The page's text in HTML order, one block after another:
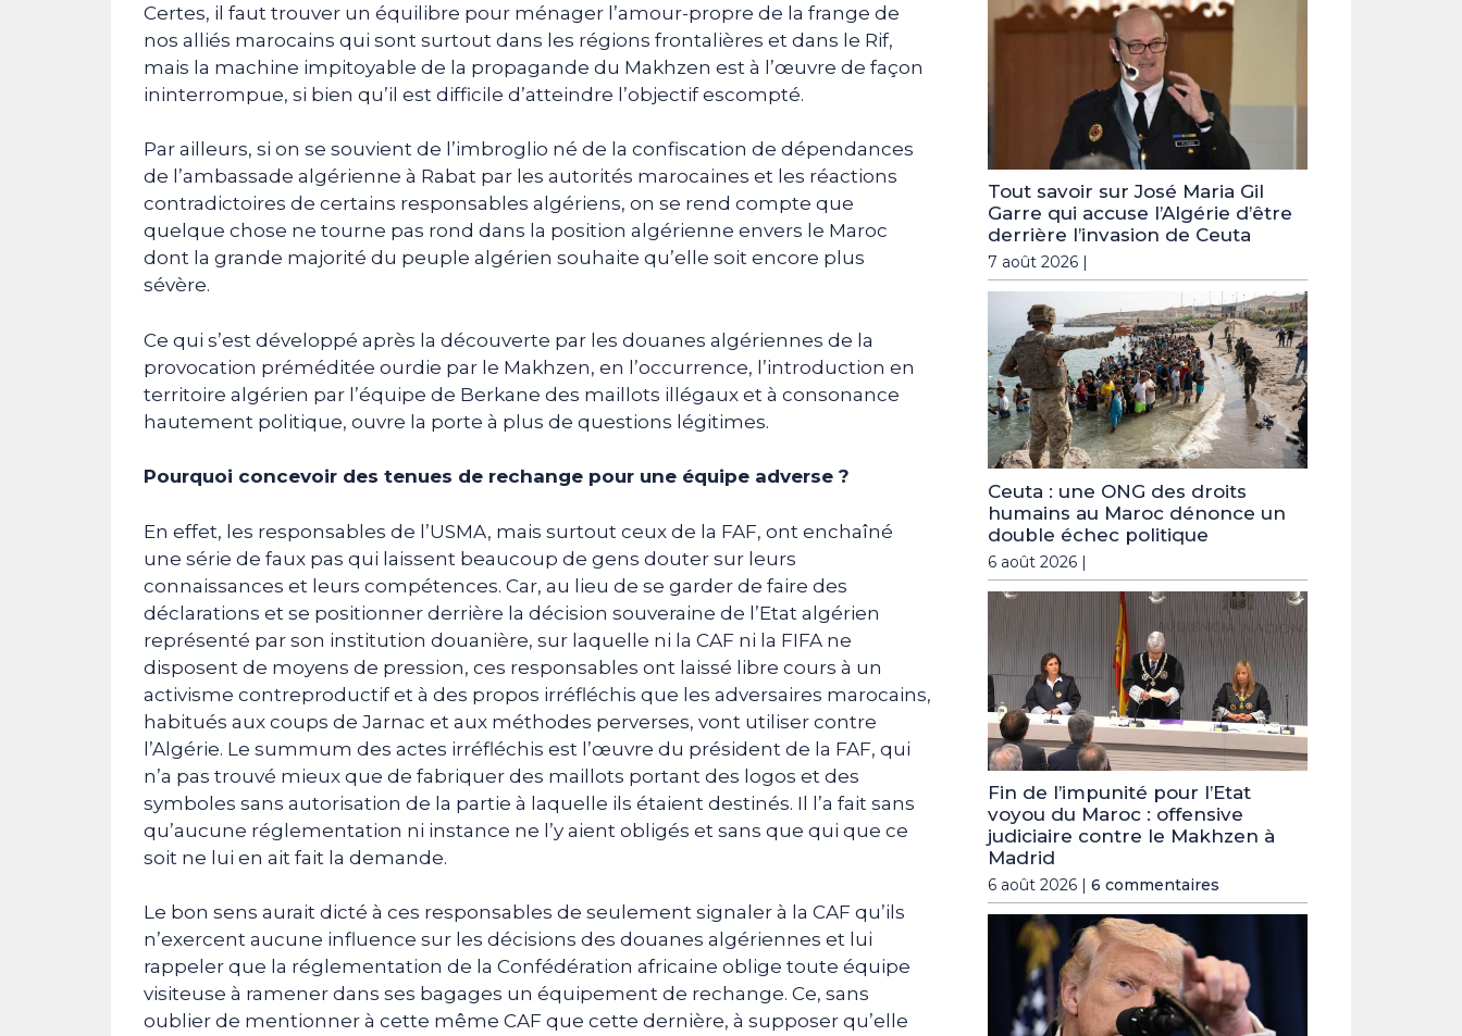
Certes, il faut trouver un équilibre pour ménager l’amour-propre de la frange de
nos alliés marocains qui sont surtout dans les régions frontalières et dans le Rif,
mais la machine impitoyable de la propagande du Makhzen est à l’œuvre de façon
ininterrompue, si bien qu’il est difficile d’atteindre l’objectif escompté.
Par ailleurs, si on se souvient de l’imbroglio né de la confiscation de dépendances
de l’ambassade algérienne à Rabat par les autorités marocaines et les réactions
contradictoires de certains responsables algériens, on se rend compte que
quelque chose ne tourne pas rond dans la position algérienne envers le Maroc
dont la grande majorité du peuple algérien souhaite qu’elle soit encore plus
sévère.
Ce qui s’est développé après la découverte par les douanes algériennes de la
provocation préméditée ourdie par le Makhzen, en l’occurrence, l’introduction en
territoire algérien par l’équipe de Berkane des maillots illégaux et à consonance
hautement politique, ouvre la porte à plus de questions légitimes.
Pourquoi concevoir des tenues de rechange pour une équipe adverse ?
En effet, les responsables de l’USMA, mais surtout ceux de la FAF, ont enchaîné
une série de faux pas qui laissent beaucoup de gens douter sur leurs
connaissances et leurs compétences. Car, au lieu de se garder de faire des
déclarations et se positionner derrière la décision souveraine de l’Etat algérien
représenté par son institution douanière, sur laquelle ni la CAF ni la FIFA ne
disposent de moyens de pression, ces responsables ont laissé libre cours à un
activisme contreproductif et à des propos irréfléchis que les adversaires marocains,
habitués aux coups de Jarnac et aux méthodes perverses, vont utiliser contre
l’Algérie. Le summum des actes irréfléchis est l’œuvre du président de la FAF, qui
n’a pas trouvé mieux que de fabriquer des maillots portant des logos et des
symboles sans autorisation de la partie à laquelle ils étaient destinés. Il l’a fait sans
qu’aucune réglementation ni instance ne l’y aient obligés et sans que qui que ce
soit ne lui en ait fait la demande.
Le bon sens aurait dicté à ces responsables de seulement signaler à la CAF qu’ils
n’exercent aucune influence sur les décisions des douanes algériennes et lui
rappeler que la réglementation de la Confédération africaine oblige toute équipe
visiteuse à ramener dans ses bagages un équipement de rechange. Ce, sans
oublier de mentionner à cette même CAF que cette dernière, à supposer qu’elle
Tout savoir sur José Maria Gil
Garre qui accuse l’Algérie d’être
derrière l’invasion de Ceuta
7 août 2026 |
Ceuta : une ONG des droits
humains au Maroc dénonce un
double échec politique
6 août 2026 |
Fin de l’impunité pour l’Etat
voyou du Maroc : offensive
judiciaire contre le Makhzen à
Madrid
6 août 2026 | 6 commentaires